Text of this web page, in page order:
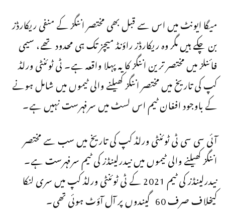
میگا ایونٹ میں اس سے قبل بھی مختصر اننگز کے منفی ریکارڈز
بن چکے ہیں مگر وہ ریکارڈز راؤنڈ میچز تک ہی محدود تھے، سیمی
فائنلز میں مختصر ترین اننگز کا یہ پہلا واقعہ ہے۔ ٹی ٹوئنٹی ورلڈ
کپ کی تاریخ میں مختصر اننگز کھیلنے والی ٹیموں میں شامل ہونے
کے باوجود افغان ٹیم اس لسٹ میں سرفہرست نہیں ہے۔
آئی سی سی ٹی ٹوئنٹی ورلڈ کپ کی تاریخ میں سب سے مختصر
اننگز کھیلنے والی ٹیموں میں نیدرلینڈز کی ٹیم سرفہرست ہے۔
نیدرلینڈز کی ٹیم 2021 کے ٹی ٹوئنٹی ورلڈ کپ میں سری لنکا
کیخلاف صرف 60 گیندوں پر آل آؤٹ ہوئی تھی۔